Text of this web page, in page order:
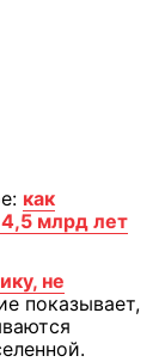
как
млрд лет
не
показывает,